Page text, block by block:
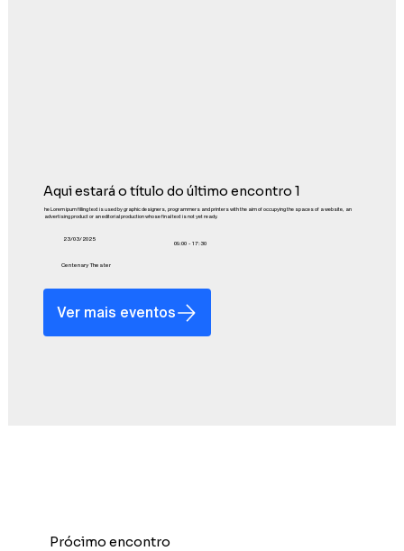
Aqui estará o título do último encontro 1
he Lorem ipum filling text is used by graphic designers, programmers and printers with the aim of occupying the spaces of a website, an
advertising product or an editorial production whose final text is not yet ready.
23/03/2025
09:00 - 17:30
Centenary Theater
Ver mais eventos
Prócimo encontro